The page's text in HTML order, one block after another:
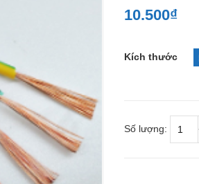
10.500₫
Kích thước
Số lượng: